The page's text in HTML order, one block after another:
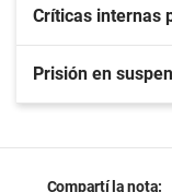
Críticas internas
Prisión en
Compartí la nota: